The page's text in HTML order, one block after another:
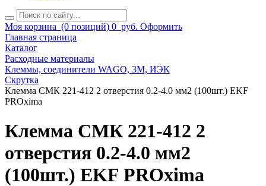
Моя корзина (0 позиций) 0 руб. Оформить
Главная страница
Каталог
Расходные материалы
Клеммы, соединители WAGO, 3M, ИЭК
Скрутка
Клемма СМК 221-412 2 отверстия 0.2-4.0 мм2 (100шт.) EKF
PROxima
Клемма СМК 221-412 2
отверстия 0.2-4.0 мм2
(100шт.) EKF PROxima